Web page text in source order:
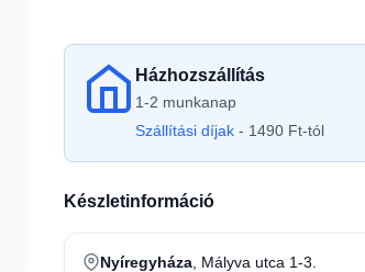
Házhozszállítás
1-2 munkanap
Szállítási díjak - 1490 Ft-tól
Készletinformáció
Nyíregyháza , Mályva utca 1-3.